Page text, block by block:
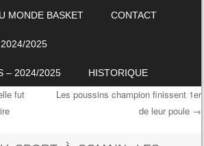
MONDE BASKET CONTACT
2025
– 2024/2025 HISTORIQUE
fut
Les poussins champion finissent 1er
de leur poule →